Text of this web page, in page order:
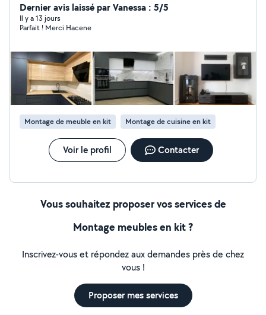
coulissante, canapé convertible , dressing ikea pax,
fixation télé, tringle rideaux, disponible 7/7 je suis à
votre service contacter moi par téléphone svp .
Dernier avis laissé par Vanessa : 5/5
Il y a 13 jours
Parfait ! Merci Hacene
Montage de meuble en kit Montage de cuisine en kit
Voir le profil Contacter
Vous souhaitez proposer vos services de
Montage meubles en kit ?
Inscrivez-vous et répondez aux demandes près de chez
vous !
Proposer mes services